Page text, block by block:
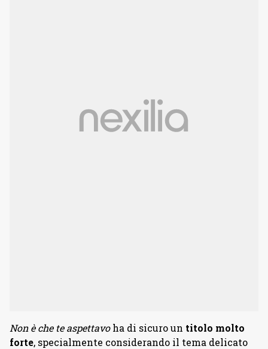
Non è che te aspettavoha di sicuro un titolo molto
forte, specialmente considerando il tema delicato